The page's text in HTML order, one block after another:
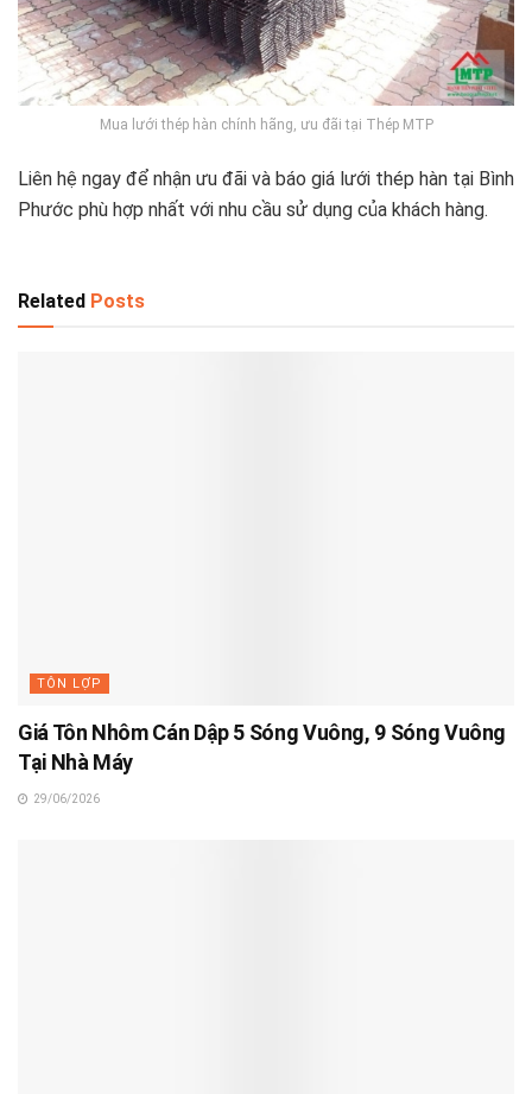
Mua lưới thép hàn chính hãng, ưu đãi tại Thép MTP
Liên hệ ngay để nhận ưu đãi và báo giá lưới thép hàn tại Bình
Phước phù hợp nhất với nhu cầu sử dụng của khách hàng.
Related Posts
TÔN LỢP
Giá Tôn Nhôm Cán Dập 5 Sóng Vuông, 9 Sóng Vuông
Tại Nhà Máy
29/06/2026